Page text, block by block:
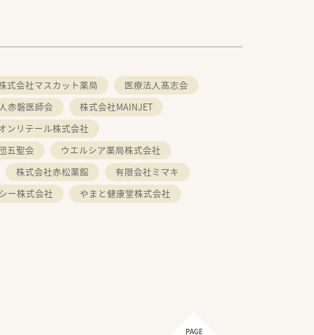
式会社マスカット薬局
医療法人髙志会
赤磐医師会
株式会社MAINJET
ンリテール株式会社
五聖会
ウエルシア薬局株式会社
株式会社赤松薬館
有限会社ミマキ
ー株式会社
やまと健康堂株式会社
PAGE